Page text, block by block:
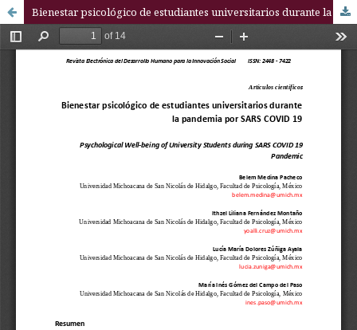
Bienestar psicológico de estudiantes universitarios durante la pandemia por SARS COVID 19